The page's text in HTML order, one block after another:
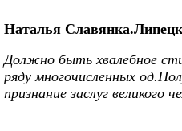
Наталья
Должно быть хвалебное
ряду многочисленных
признание заслуг великого